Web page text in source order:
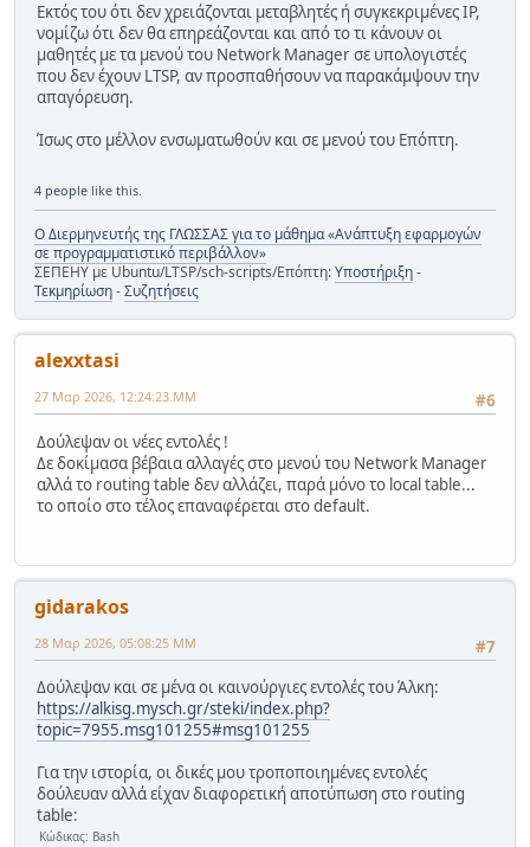
Εκτός του ότι δεν χρειάζονται μεταβλητές ή συγκεκριμένες IP,
νομίζω ότι δεν θα επηρεάζονται και από το τι κάνουν οι
μαθητές με τα μενού του Network Manager σε υπολογιστές
που δεν έχουν LTSP, αν προσπαθήσουν να παρακάμψουν την
απαγόρευση.
Ίσως στο μέλλον ενσωματωθούν και σε μενού του Επόπτη.
4 people like this.
Ο Διερμηνευτής της ΓΛΩΣΣΑΣ για το μάθημα «Ανάπτυξη εφαρμογών
σε προγραμματιστικό περιβάλλον»
ΣΕΠΕΗΥ με Ubuntu/LTSP/sch-scripts/Επόπτη:Υποστήριξη-
Τεκμηρίωση-Συζητήσεις
alexxtasi
#6
27 Μαρ 2026, 12:24:23 ΜΜ
Δούλεψαν οι νέες εντολές !
Δε δοκίμασα βέβαια αλλαγές στο μενού του Network Manager
αλλά το routing table δεν αλλάζει, παρά μόνο το local table...
το οποίο στο τέλος επαναφέρεται στο default.
gidarakos
#7
28 Μαρ 2026, 05:08:25 ΜΜ
Δούλεψαν και σε μένα οι καινούργιες εντολές του Άλκη:
https://alkisg.mysch.gr/steki/index.php?
topic=7955.msg101255#msg101255
Για την ιστορία, οι δικές μου τροποποιημένες εντολές
δούλευαν αλλά είχαν διαφορετική αποτύπωση στο routing
table:
Κώδικας: Bash